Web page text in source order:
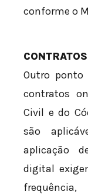
conforme o
Outro
contratos
Civil e do
são
aplicação
digital